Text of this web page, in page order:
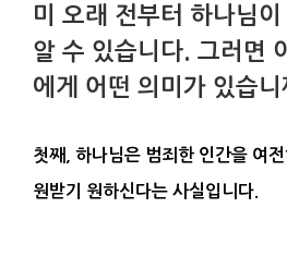
미 오래 전부터 하나님
알 수 있습니다. 그러면
에게 어떤 의미가 있습니
첫째 하나님은 범죄한 인간을 여
원받기 원하신다는 사실입니다